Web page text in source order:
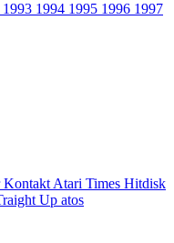
1993 1994 1995 1996 1997
Kontakt Atari Times Hitdisk
Up atos